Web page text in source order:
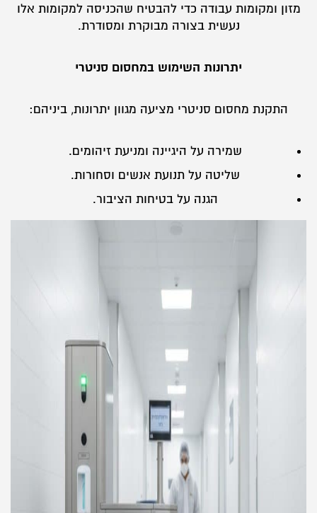
מזון ומקומות עבודה כדי להבטיח שהכניסה למקומות אלו
נעשית בצורה מבוקרת ומסודרת.
יתרונות השימוש במחסום סניטרי
התקנת מחסום סניטרי מציעה מגוון יתרונות, ביניהם:
שמירה על היגיינה ומניעת זיהומים.
שליטה על תנועת אנשים וסחורות.
הגנה על בטיחות הציבור.